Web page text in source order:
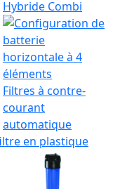
Hybride Combi
Filtres à contre-
courant
automatique
en plastique